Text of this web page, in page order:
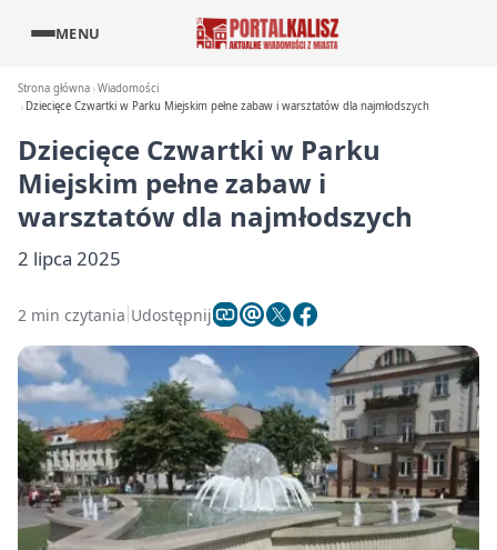
MENU
Strona główna Wiadomości
Dziecięce Czwartki w Parku Miejskim pełne zabaw i warsztatów dla najmłodszych
Dziecięce Czwartki w Parku
Miejskim pełne zabaw i
warsztatów dla najmłodszych
2 lipca 2025
2 min czytania Udostępnij